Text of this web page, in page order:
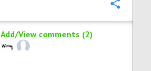
Add/View comments (2)